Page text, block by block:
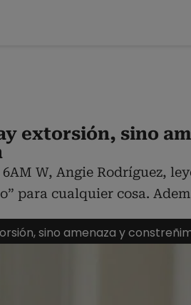
extorsión, sino
W, Angie Rodríguez,
para cualquier cosa.
sino amenaza y